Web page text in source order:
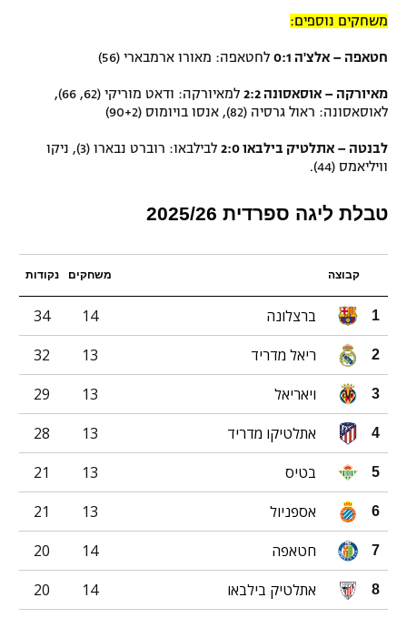
משחקים נוספים:
חטאפה – אלצ'ה 0:1 לחטאפה: מאורו ארמבארי (56)
מאיורקה – אוסאסונה 2:2
למאיורקה: ודאט מוריקי (62, 66),
לאוסאסונה: ראול גרסיה (82), אנסו בויומוס (90+2)
לבנטה – אתלטיק בילבאו 2:0
לבילבאו: רוברט נבארו (3), ניקו
וויליאמס (44).
טבלת ליגה ספרדית 2025/26
קבוצה משחקים נקודות
1 ברצלונה 14
34
2 ריאל מדריד 13
32
3 ויאריאל 13
29
4 אתלטיקו מדריד 13
28
5 בטיס 13
21
6 אספניול 13
21
7 חטאפה 14
20
8 אתלטיק בילבאו 14
20